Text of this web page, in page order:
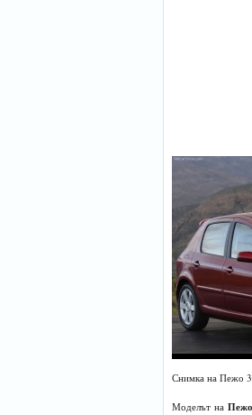
Снимка на Пежо
Моделът на